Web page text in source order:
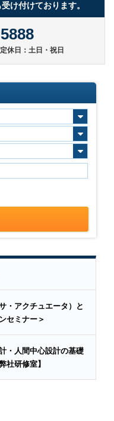
け付けております。
休日：土日・祝日
・アクチュエータ）と
セミナー＞
・人間中心設計の基礎
研修室】